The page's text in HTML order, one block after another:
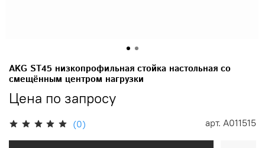
(0) арт. A011515
AKG ST45 низкопрофильная стойка настольная со
смещённым центром нагрузки
Цена по запросу